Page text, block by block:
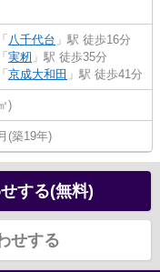
「 八千代台 」駅 徒歩16分
「 実籾 」駅 徒歩35分
「 京成大和田 」駅 徒歩41分
)
(築19年)
する(無料)
せする